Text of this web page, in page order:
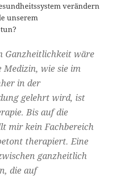
verändern
unserem
Ganzheitlichkeit wäre
Medizin, wie sie im
in der
gelehrt wird, ist
Bis auf die
mir kein Fachbereich
therapiert. Eine
ganzheitlich
die auf